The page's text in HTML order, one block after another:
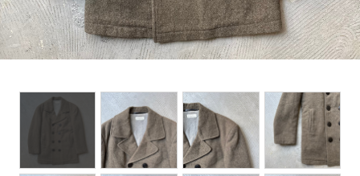
BOTTOMS
DESIGNERS ARCHIVES